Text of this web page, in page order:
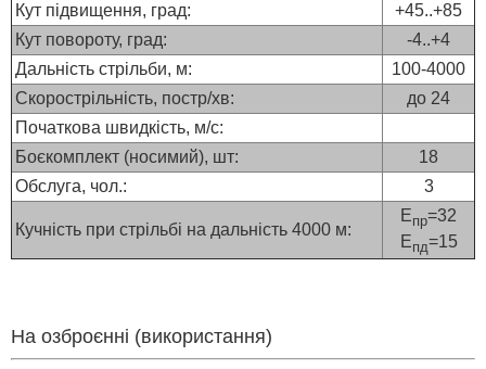
Кут підвищення, град:
+45..+85
Кут повороту, град:
-4..+4
Дальність стрільби, м:
100-4000
Скорострільність, постр/хв:
до 24
Початкова швидкість, м/с:
Боєкомплект (носимий), шт:
18
Обслуга, чол.:
3
Кучність при стрільбі на дальність 4000 м:
Епр=32
Епд=15
На озброєнні (використання)